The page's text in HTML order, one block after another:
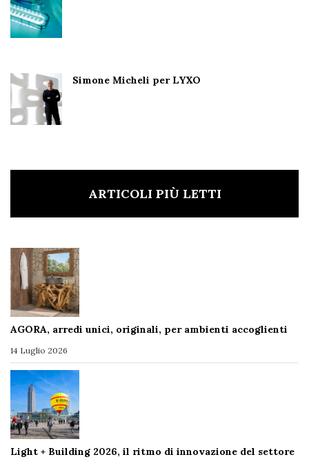
Simone Micheli per LYXO
ARTICOLI PIÙ LETTI
AGORA, arredi unici, originali, per ambienti accoglienti
14 Luglio 2026
Light + Building 2026, il ritmo di innovazione del settore